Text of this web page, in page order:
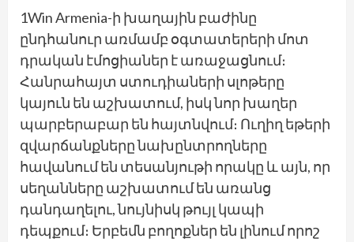
1Win Armenia-ի խաղային բաժինը
ընդհանուր առմամբ օգտատերերի մոտ
դրական էմոցիաներ է առաջացնում։
Հանրահայտ ստուդիաների սլոթերը
կայուն են աշխատում, իսկ նոր խաղեր
պարբերաբար են հայտնվում։ Ուղիղ եթերի
զվարճանքները նախընտրողները
հավանում են տեսանյութի որակը և այն, որ
սեղանները աշխատում են առանց
դանդաղելու, նույնիսկ թույլ կապի
դեպքում։ Երբեմն բողոքներ են լինում որոշ